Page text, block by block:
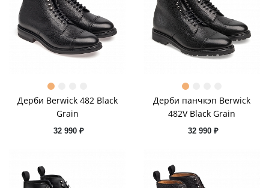
Дерби Berwick 482 Black
Grain
32 990 ₽
Дерби панчкэп Berwick
482V Black Grain
32 990 ₽